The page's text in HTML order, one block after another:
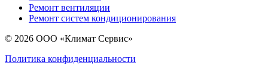
Ремонт вентиляции
Ремонт систем кондиционирования
© 2026 ООО «Климат Сервис»
Политика конфиденциальности